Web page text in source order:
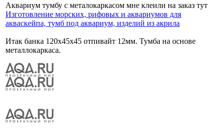
Аквариум тумбу с металокаркасом мне клеили на заказ тут
Изготовление морских, рифовых и аквариумов для
акваскейпа, тумб под аквариум, изделий из акрила
Итак банка 120х45х45 отпивайт 12мм. Тумба на основе
металлокаркаса.